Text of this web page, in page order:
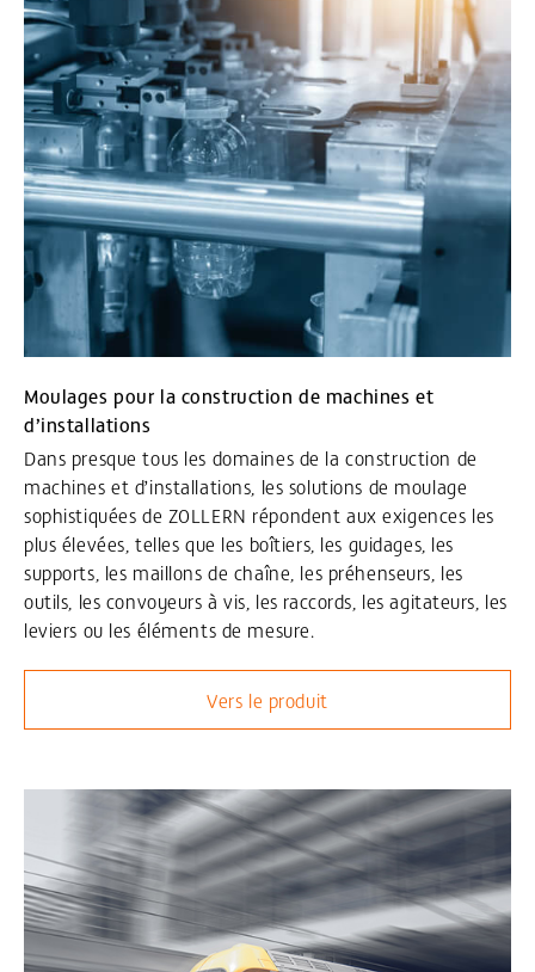
Moulages pour la construction de machines et
d’installations
Dans presque tous les domaines de la construction de
machines et d’installations, les solutions de moulage
sophistiquées de ZOLLERN répondent aux exigences les
plus élevées, telles que les boîtiers, les guidages, les
supports, les maillons de chaîne, les préhenseurs, les
outils, les convoyeurs à vis, les raccords, les agitateurs, les
leviers ou les éléments de mesure.
Vers le produit